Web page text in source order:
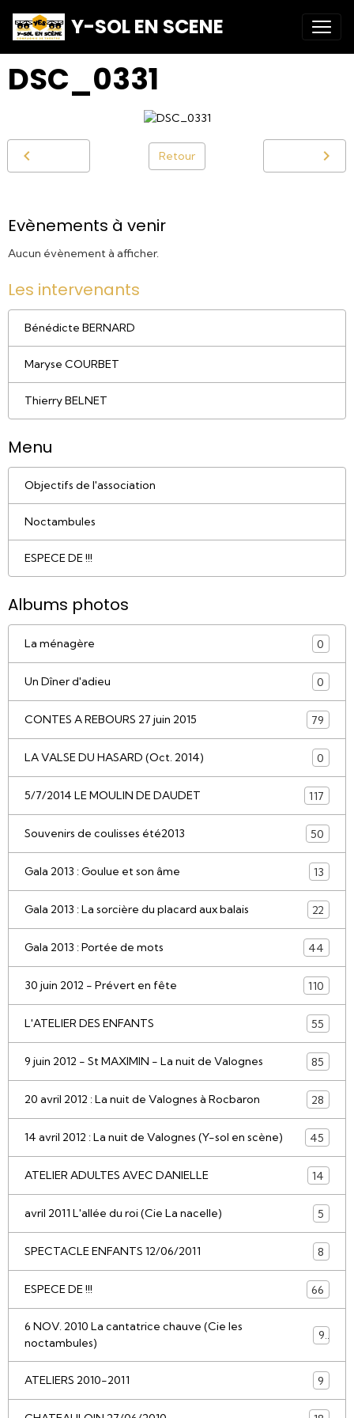
Y-SOL EN SCENE
DSC_0331
Retour
Evènements à venir
Aucun évènement à afficher.
Les intervenants
Bénédicte BERNARD
Maryse COURBET
Thierry BELNET
Menu
Objectifs de l'association
Noctambules
ESPECE DE !!!
Albums photos
La ménagère 0
Un Dîner d'adieu 0
CONTES A REBOURS 27 juin 2015 79
LA VALSE DU HASARD (Oct. 2014) 0
5/7/2014 LE MOULIN DE DAUDET 117
Souvenirs de coulisses été2013 50
Gala 2013 : Goulue et son âme 13
Gala 2013 : La sorcière du placard aux balais 22
Gala 2013 : Portée de mots 44
30 juin 2012 - Prévert en fête 110
L'ATELIER DES ENFANTS 55
9 juin 2012 - St MAXIMIN - La nuit de Valognes 85
20 avril 2012 : La nuit de Valognes à Rocbaron 28
14 avril 2012 : La nuit de Valognes (Y-sol en scène) 45
ATELIER ADULTES AVEC DANIELLE 14
avril 2011 L'allée du roi (Cie La nacelle) 5
SPECTACLE ENFANTS 12/06/2011 8
ESPECE DE !!! 66
6 NOV. 2010 La cantatrice chauve (Cie les
noctambules)
9
ATELIERS 2010-2011 9